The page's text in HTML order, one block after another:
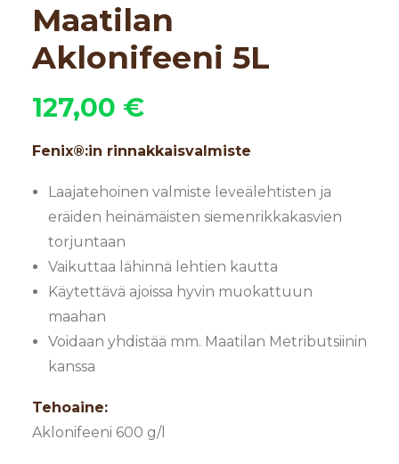
Maatilan
Aklonifeeni 5L
127,00 €
Fenix®:in rinnakkaisvalmiste
Laajatehoinen valmiste leveälehtisten ja
eräiden heinämäisten siemenrikkakasvien
torjuntaan
Vaikuttaa lähinnä lehtien kautta
Käytettävä ajoissa hyvin muokattuun
maahan
Voidaan yhdistää mm. Maatilan Metributsiinin
kanssa
Tehoaine:
Aklonifeeni 600 g/l